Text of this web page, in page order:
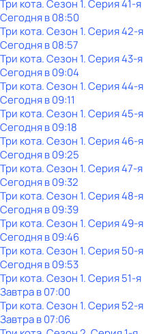
Три кота. Сезон 1. Серия 41-я
Сегодня в 08:50
Три кота. Сезон 1. Серия 42-я
Сегодня в 08:57
Три кота. Сезон 1. Серия 43-я
Сегодня в 09:04
Три кота. Сезон 1. Серия 44-я
Сегодня в 09:11
Три кота. Сезон 1. Серия 45-я
Сегодня в 09:18
Три кота. Сезон 1. Серия 46-я
Сегодня в 09:25
Три кота. Сезон 1. Серия 47-я
Сегодня в 09:32
Три кота. Сезон 1. Серия 48-я
Сегодня в 09:39
Три кота. Сезон 1. Серия 49-я
Сегодня в 09:46
Три кота. Сезон 1. Серия 50-я
Сегодня в 09:53
Три кота. Сезон 1. Серия 51-я
Завтра в 07:00
Три кота. Сезон 1. Серия 52-я
Завтра в 07:06